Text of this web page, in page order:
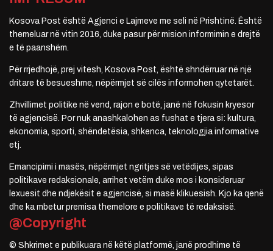
Kosova Post është Agjenci e Lajmeve me seli në Prishtinë. Është
themeluar në vitin 2016, duke pasur për mision informimin e drejtë
e të paanshëm.
Për rrjedhojë, prej vitesh, Kosova Post, është shndërruar në një
dritare të besueshme, nëpërmjet së cilës informohen qytetarët.
Zhvillimet politike në vend, rajon e botë, janë në fokusin kryesor
të agjencisë. Por nuk anashkalohen as fushat e tjera si: kultura,
ekonomia, sporti, shëndetësia, shkenca, teknologjia informative
etj.
Emancipimi i masës, nëpërmjet ngritjes së vetëdijes, sipas
politikave redaksionale, arrihet vetëm duke mos i konsideruar
lexuesit dhe ndjekësit e agjencisë, si masë klikuesish. Kjo ka qenë
dhe ka mbetur premisa themelore e politikave të redaksisë.
@Copyright
© Shkrimet e publikuara në këtë platformë, janë prodhime të